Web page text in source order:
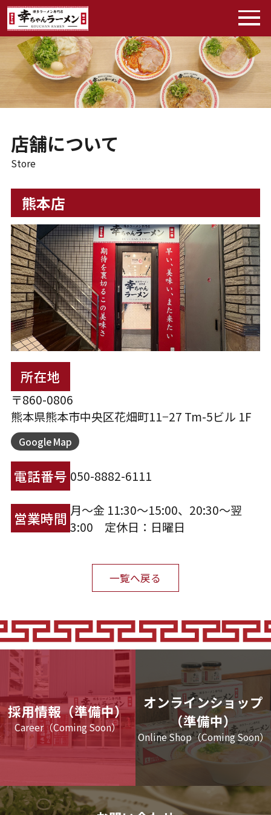
店舗について
Store
熊本店
所在地
〒860-0806
熊本県熊本市中央区花畑町11−27 Tm-5ビル 1F
Google Map
電話番号 050-8882-6111
営業時間 月〜金 11:30〜15:00、20:30〜翌
3:00 定休日：日曜日
一覧へ戻る
採用情報（準備中）
Career（Coming Soon）
オンラインショップ
（準備中）
Online Shop（Coming Soon）